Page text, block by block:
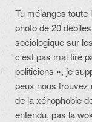
Tu mélanges
photo de 20
sociologique sur
c’est pas mal tiré
politiciens », je
peux nous trouvez
de la xénophobie
entendu, pas la